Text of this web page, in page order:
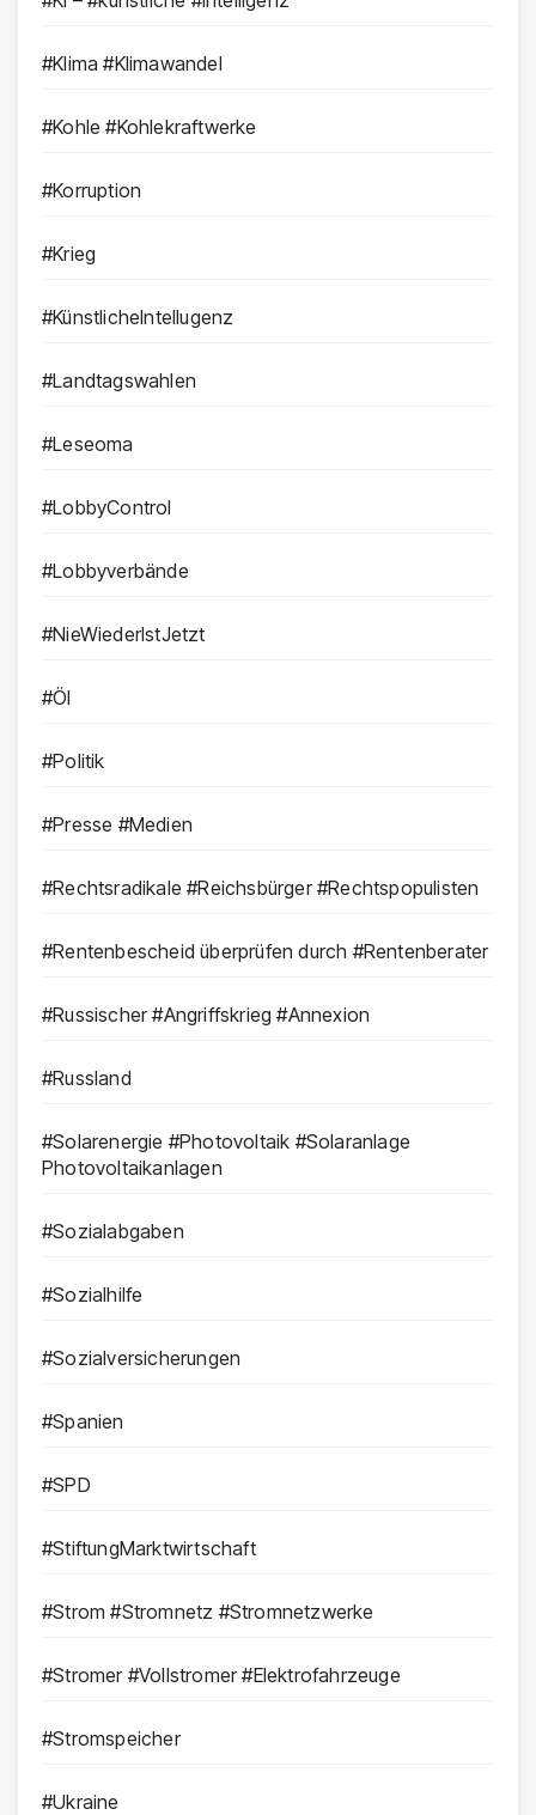
#Klima #Klimawandel
#Kohle #Kohlekraftwerke
#Korruption
#Krieg
#KünstlicheIntellugenz
#Landtagswahlen
#Leseoma
#LobbyControl
#Lobbyverbände
#NieWiederIstJetzt
#Öl
#Politik
#Presse #Medien
#Rechtsradikale #Reichsbürger #Rechtspopulisten
#Rentenbescheid überprüfen durch #Rentenberater
#Russischer #Angriffskrieg #Annexion
#Russland
#Solarenergie #Photovoltaik #Solaranlage
Photovoltaikanlagen
#Sozialabgaben
#Sozialhilfe
#Sozialversicherungen
#Spanien
#SPD
#StiftungMarktwirtschaft
#Strom #Stromnetz #Stromnetzwerke
#Stromer #Vollstromer #Elektrofahrzeuge
#Stromspeicher
#Ukraine